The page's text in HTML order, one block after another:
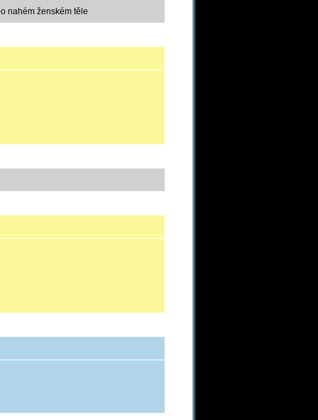
nahém ženském těle